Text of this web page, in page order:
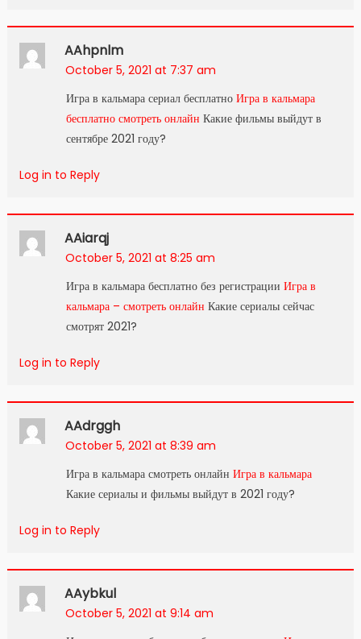
AAhpnlm
October 5, 2021 at 7:37 am
Игра в кальмара сериал бесплатно Игра в кальмара
бесплатно смотреть онлайн Какие фильмы выйдут в
сентябре 2021 году?
Log in to Reply
AAiarqj
October 5, 2021 at 8:25 am
Игра в кальмара бесплатно без регистрации Игра в
кальмара – смотреть онлайн Какие сериалы сейчас
смотрят 2021?
Log in to Reply
AAdrggh
October 5, 2021 at 8:39 am
Игра в кальмара смотреть онлайн Игра в кальмара
Какие сериалы и фильмы выйдут в 2021 году?
Log in to Reply
AAybkul
October 5, 2021 at 9:14 am